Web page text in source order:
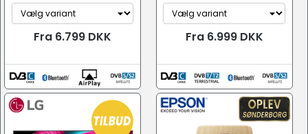
Fra 6.799 DKK Fra 6.999 DKK